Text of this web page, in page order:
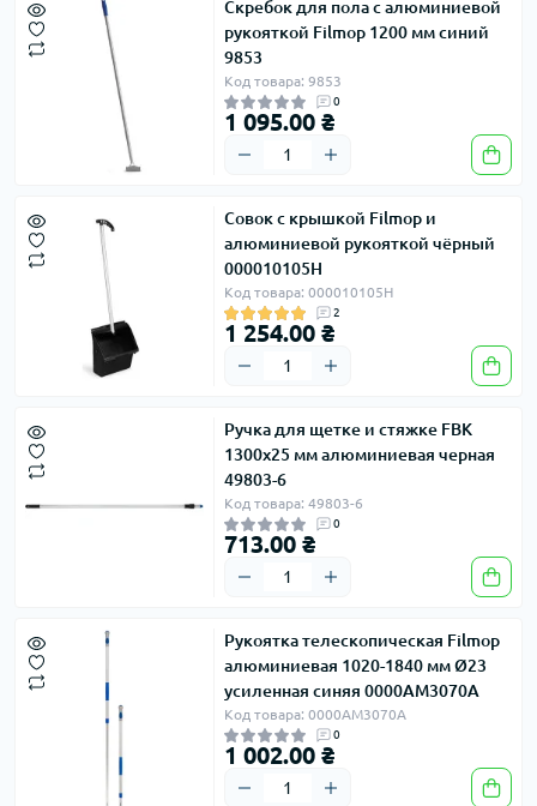
Скребок для пола с алюминиевой
рукояткой Filmop 1200 мм синий
9853
Код товара: 9853
0
1 095.00 ₴
Совок с крышкой Filmop и
алюминиевой рукояткой чёрный
000010105H
Код товара: 000010105H
2
1 254.00 ₴
Ручка для щетке и стяжке FBK
1300х25 мм алюминиевая черная
49803-6
Код товара: 49803-6
0
713.00 ₴
Рукоятка телескопическая Filmop
алюминиевая 1020-1840 мм Ø23
усиленная синяя 0000AM3070A
Код товара: 0000AM3070A
0
1 002.00 ₴